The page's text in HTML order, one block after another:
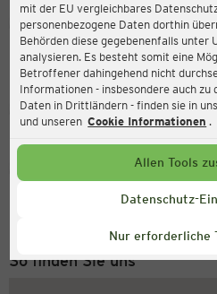
mit der EU vergleichbares
personenbezogene Daten dorthin
Behörden diese gegebenenfalls unter
analysieren. Es besteht somit eine
Betroffener dahingehend nicht
Informationen - insbesondere auch
Daten in Drittländern - finden sie in
und unseren Cookie Informationen .
Allen Tools
Datenschutz-
Nur erforderliche
Ernsting's family
Friedrich-Schiller-Str. 5 b,
Aktuell:
Geschlossen
Service Hotline
+43 (0) 1 2675 502
So finden Sie uns